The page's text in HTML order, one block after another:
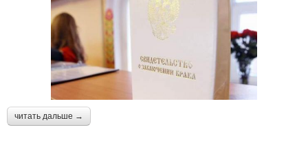
читать дальше →